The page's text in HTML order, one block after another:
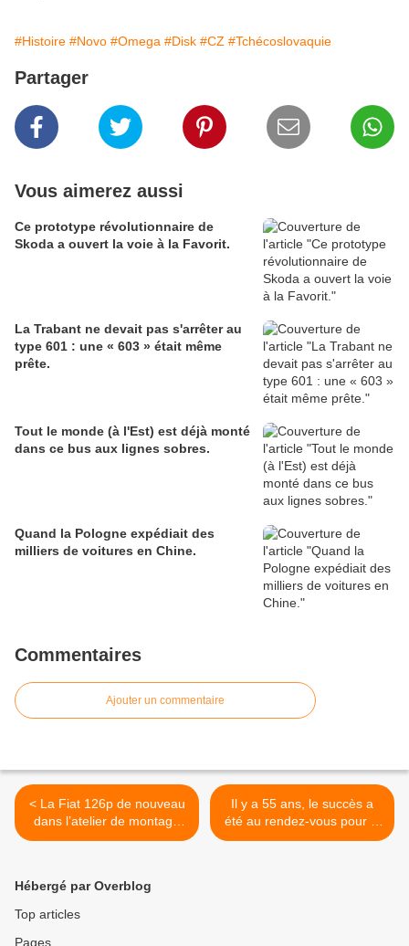
#Histoire #Novo #Omega #Disk #CZ #Tchécoslovaquie
Partager
Vous aimerez aussi
Ce prototype révolutionnaire de
Skoda a ouvert la voie à la Favorit.
La Trabant ne devait pas s'arrêter au
type 601 : une « 603 » était même
prête.
Tout le monde (à l'Est) est déjà monté
dans ce bus aux lignes sobres.
Quand la Pologne expédiait des
milliers de voitures en Chine.
Commentaires
Ajouter un commentaire
< La Fiat 126p de nouveau
dans l’atelier de montage
de l'usine de Tychy !
Il y a 55 ans, le succès a
été au rendez-vous pour la
nouvelle Skoda. >
Hébergé par Overblog
Top articles
Pages